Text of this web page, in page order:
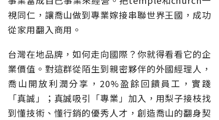
視同仁，讓喬山做到專業嫁接串聯世界王國，成功
從家用翻入商用。
台灣在地品牌，如何走向國際？你就得看看它的企
業價值。對這群從陌生到親密夥伴的外國經理人，
喬山開放利潤分享，20%盈餘回饋員工，實踐
「真誠」；真誠吸引「專業」加入，用梨子接枝找
到懂技術、懂行銷的優秀人才，創造喬山的翻身契